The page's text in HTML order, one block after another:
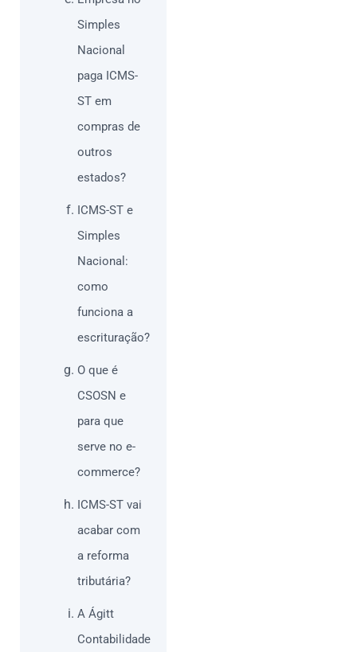
Simples
Nacional
paga ICMS-
ST em
compras de
outros
estados?
ICMS-ST e
Simples
Nacional:
como
funciona a
escrituração?
O que é
CSOSN e
para que
serve no e-
commerce?
ICMS-ST vai
acabar com
a reforma
tributária?
A Ágitt
Contabilidade